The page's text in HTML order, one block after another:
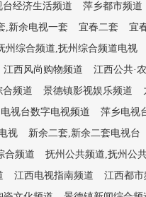
台经济生活频道
萍乡都市频道
,新余电视一套 宜春二套
宜
州综合频道,抚州综合频道电视
江西风尚购物频道
江西公共·
合频道 景德镇影视娱乐频道
视台数字电视频道
萍乡电视
视
新余二套,新余二套电视台
合频道
抚州公共频道,抚州公
江西电视指南频道
江西都市